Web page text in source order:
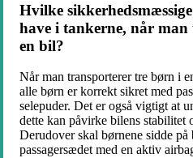
Hvilke
have i tankerne, når
en bil?
Når man transporterer tre børn i
alle børn er korrekt sikret med
selepuder. Det er også vigtigt at
dette kan påvirke bilens stabilitet
Derudover skal børnene sidde
passagersædet med en aktiv